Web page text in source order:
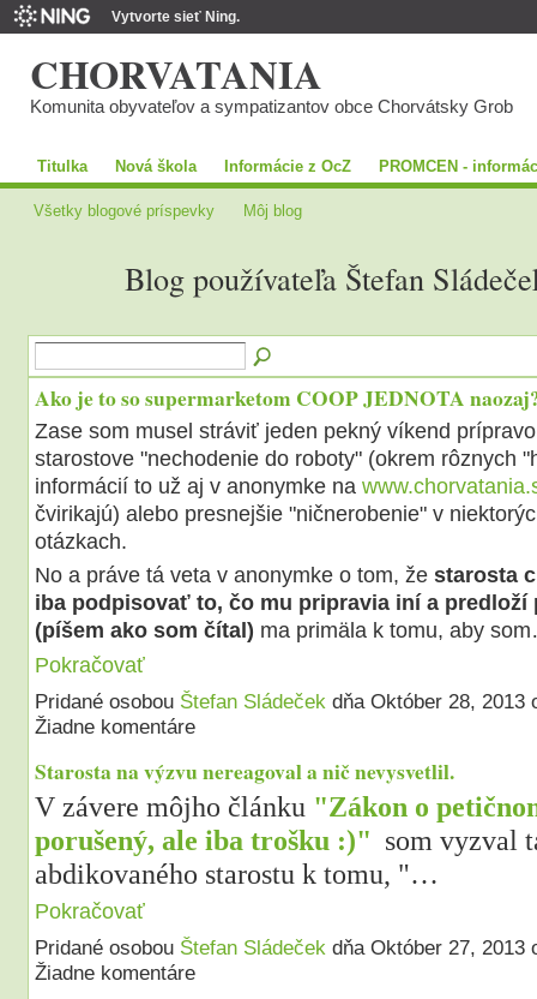
Vytvorte sieť Ning.
CHORVATANIA
Komunita obyvateľov a sympatizantov obce Chorvátsky Grob
Titulka Nová škola Informácie z OcZ PROMCEN -
Všetky blogové príspevky Môj blog
Blog používateľa Štefan
Ako je to so supermarketom COOP JEDNOTA
Zase som musel stráviť jeden pekný víkend
starostove "nechodenie do roboty" (okrem rôznych
informácií to už aj v anonymke na
čvirikajú) alebo presnejšie "ničnerobenie" v
otázkach.
No a práve tá veta v anonymke o tom, že starosta
iba podpisovať to, čo mu pripravia iní a predloží
(píšem ako som čítal) ma primäla k tomu, aby
Pokračovať
Pridané osobou Štefan Sládečekdňa Október 28, 2013
Žiadne komentáre
Starosta na výzvu nereagoval a nič nevysvetlil.
V závere môjho článku "Zákon o
porušený, ale iba trošku :)" som vyzval
abdikovaného starostu k tomu, "…
Pokračovať
Pridané osobou Štefan Sládečekdňa Október 27, 2013
Žiadne komentáre